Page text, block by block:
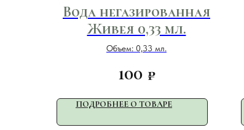
Вода негазированная
Живея 0,33 мл.
Объем: 0,33 мл.
100 ₽
ПОДРОБНЕЕ О ТОВАРЕ